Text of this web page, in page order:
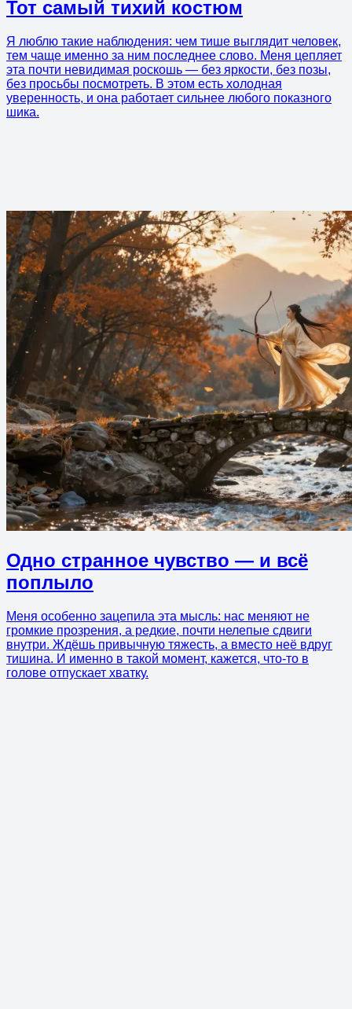
Тот самый тихий костюм
Я люблю такие наблюдения: чем тише выглядит человек,
тем чаще именно за ним последнее слово. Меня цепляет
эта почти невидимая роскошь — без яркости, без позы,
без просьбы посмотреть. В этом есть холодная
уверенность, и она работает сильнее любого показного
шика.
Одно странное чувство — и всё
поплыло
Меня особенно зацепила эта мысль: нас меняют не
громкие прозрения, а редкие, почти нелепые сдвиги
внутри. Ждёшь привычную тяжесть, а вместо неё вдруг
тишина. И именно в такой момент, кажется, что-то в
голове отпускает хватку.